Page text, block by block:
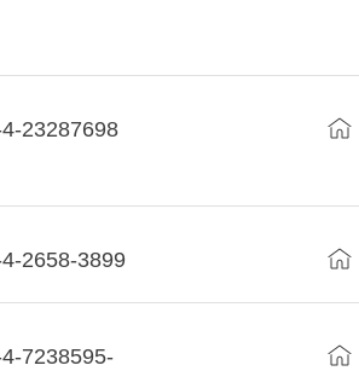
23287698
2658-3899
7238595-